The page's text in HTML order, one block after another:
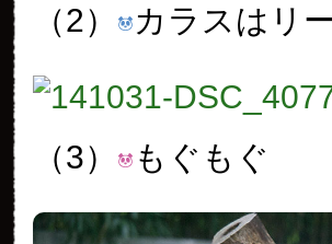
（2） カラスはリ
（3） もぐもぐ